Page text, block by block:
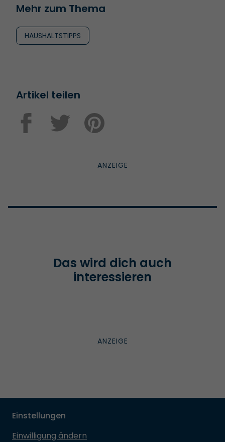
Mehr zum Thema
HAUSHALTSTIPPS
Artikel teilen
Das wird dich auch
interessieren
Einstellungen
Einwilligung ändern